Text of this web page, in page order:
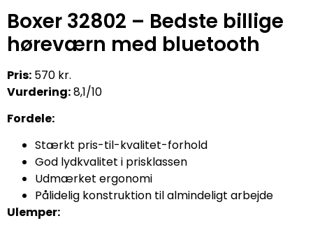
Boxer 32802 – Bedste billige
høreværn med bluetooth
Pris: 570 kr.
Vurdering:8,1/10
Fordele:
Stærkt pris-til-kvalitet-forhold
God lydkvalitet i prisklassen
Udmærket ergonomi
Pålidelig konstruktion til almindeligt arbejde
Ulemper: